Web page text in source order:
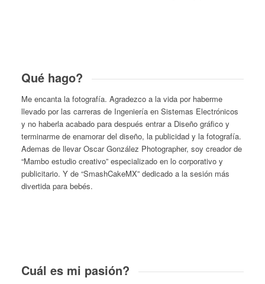
Qué hago?
Me encanta la fotografía. Agradezco a la vida por haberme
llevado por las carreras de Ingeniería en Sistemas Electrónicos
y no haberla acabado para después entrar a Diseño gráfico y
terminarme de enamorar del diseño, la publicidad y la fotografía.
Ademas de llevar Oscar González Photographer, soy creador de
“Mambo estudio creativo” especializado en lo corporativo y
publicitario. Y de “SmashCakeMX” dedicado a la sesión más
divertida para bebés.
Cuál es mi pasión?